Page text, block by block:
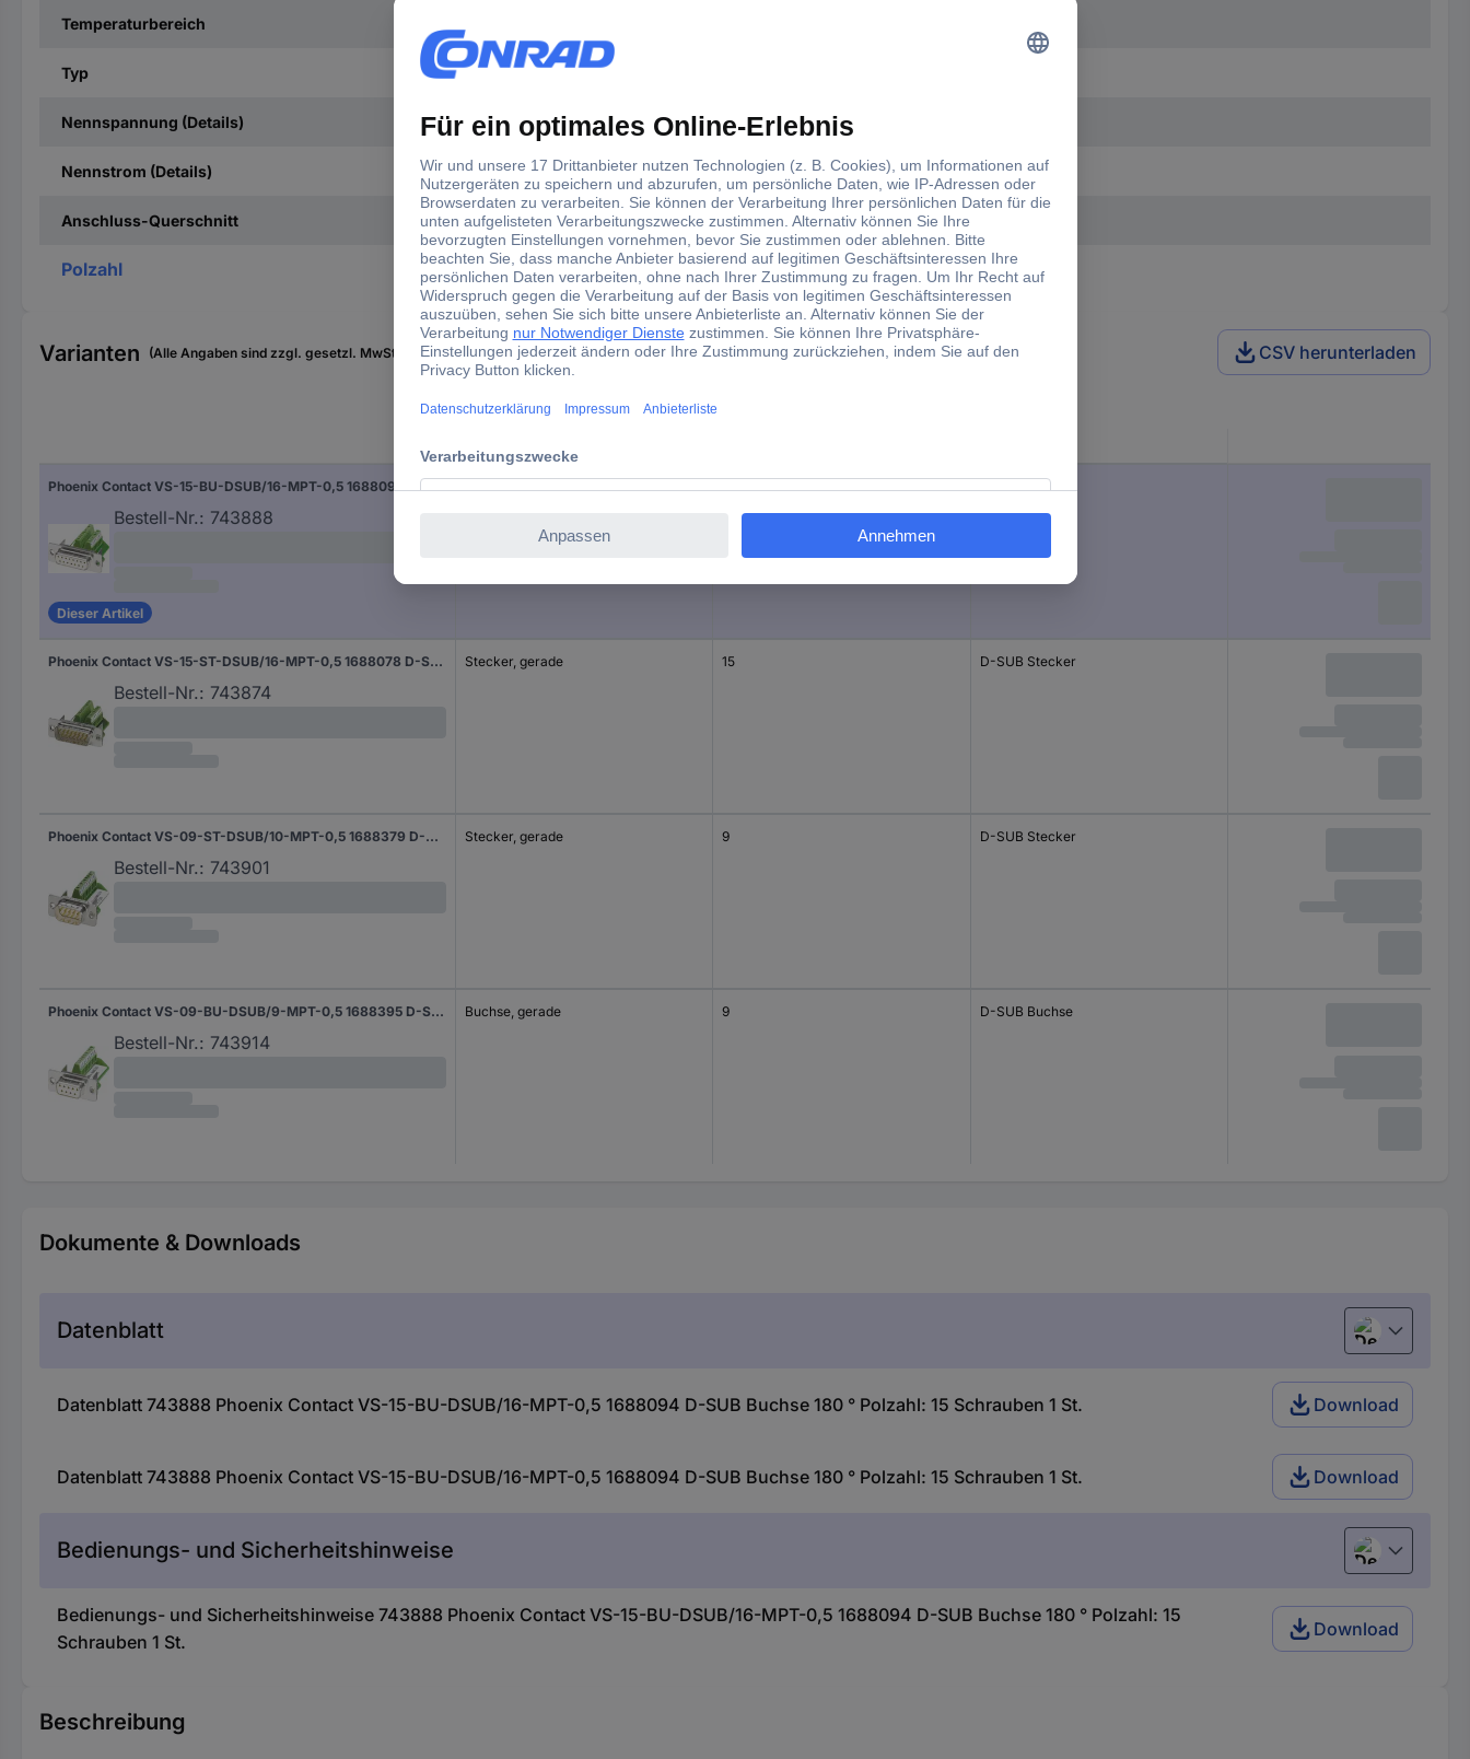
Temperaturbereich
Typ
Nennspannung (Details) 60 V
Nennstrom (Details) 5 A
Anschluss-Querschnitt 0,14 - 0,5 mm²
Polzahl 15
Varianten (Alle Angaben sind zzgl. gesetzl. MwSt., zzgl. Versand) CSV herunterladen
Phoenix Contact VS-15-BU-DSUB/16-MPT-0,5 1688094 D-SUB Buchse 180 ° Polzahl: 15 Schrauben 1 St.
Bestell-Nr.: 743888
Dieser Artikel
Buchse, gerade 15 D-SUB Buchse
Phoenix Contact VS-15-ST-DSUB/16-MPT-0,5 1688078 D-SUB Stecker 180 ° Polzahl: 15 Schrauben 1 St.
Bestell-Nr.: 743874
Stecker, gerade 15 D-SUB Stecker
Phoenix Contact VS-09-ST-DSUB/10-MPT-0,5 1688379 D-SUB Stecker 180 ° Polzahl: 9 Schrauben 1 St.
Bestell-Nr.: 743901
Stecker, gerade 9 D-SUB Stecker
Phoenix Contact VS-09-BU-DSUB/9-MPT-0,5 1688395 D-SUB Buchse 180 ° Polzahl: 9 Schrauben 1 St.
Bestell-Nr.: 743914
Buchse, gerade 9 D-SUB Buchse
Dokumente & Downloads
Datenblatt Deutsch
Datenblatt 743888 Phoenix Contact VS-15-BU-DSUB/16-MPT-0,5 1688094 D-SUB Buchse 180 ° Polzahl: 15 Schrauben 1 St. Download
Datenblatt 743888 Phoenix Contact VS-15-BU-DSUB/16-MPT-0,5 1688094 D-SUB Buchse 180 ° Polzahl: 15 Schrauben 1 St. Download
Bedienungs- und Sicherheitshinweise Deutsch
Bedienungs- und Sicherheitshinweise 743888 Phoenix Contact VS-15-BU-DSUB/16-MPT-0,5 1688094 D-SUB Buchse 180 ° Polzahl: 15
Schrauben 1 St.
Download
Beschreibung